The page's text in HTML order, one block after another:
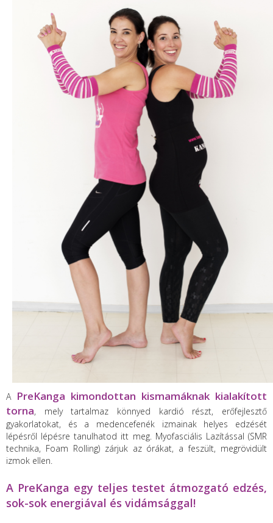
A PreKanga kimondottan kismamáknak kialakított
torna, mely tartalmaz könnyed kardió részt, erőfejlesztő
gyakorlatokat, és a medencefenék izmainak helyes edzését
lépésről lépésre tanulhatod itt meg. Myofasciális Lazítással (SMR
technika, Foam Rolling) zárjuk az órákat, a feszült, megrövidült
izmok ellen.
A PreKanga egy teljes testet átmozgató edzés,
sok-sok energiával és vidámsággal!